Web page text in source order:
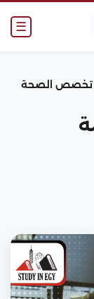
☰
تخصص الصحة